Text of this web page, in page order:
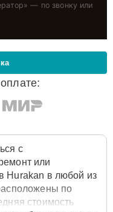
» — по звонку или
с
или
Hurakan в любой из
по
стоимость